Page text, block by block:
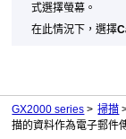
式選擇螢幕。
在此情況下，選擇
GX2000 series 掃描
描的資料作為電子郵件